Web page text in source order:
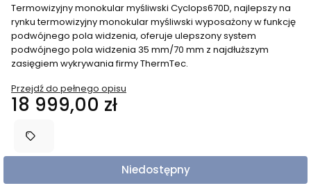
Termowizyjny monokular myśliwski Cyclops670D, najlepszy na
rynku termowizyjny monokular myśliwski wyposażony w funkcję
podwójnego pola widzenia, oferuje ulepszony system
podwójnego pola widzenia 35 mm/70 mm z najdłuższym
zasięgiem wykrywania firmy ThermTec.
Przejdź do pełnego opisu
Cena
18 999,00 zł
Niedostępny